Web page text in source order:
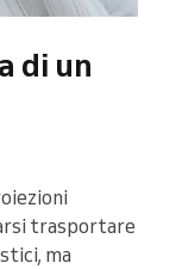
di un
trasportare
ma